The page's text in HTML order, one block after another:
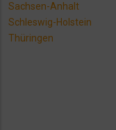
Sachsen-Anhalt
Schleswig-Holstein
Thüringen